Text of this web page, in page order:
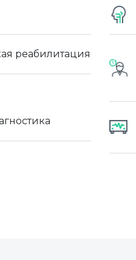
реабилитация